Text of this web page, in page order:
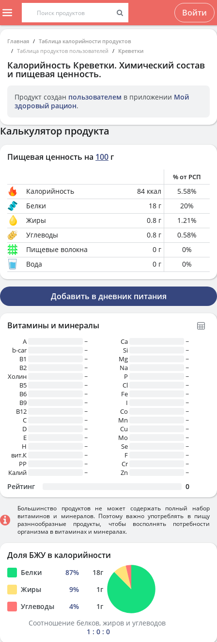
Войти
Главная
Таблица калорийности продуктов
Таблица продуктов пользователей
Креветки
Калорийность Креветки. Химический состав
и пищевая ценность.
Продукт создан пользователем в приложении Мой
здоровый рацион.
Калькулятор продукта
Пищевая ценность на 100 г
% от РСП
Калорийность 84 ккал 5.58%
Белки
18 г 20%
Жиры
0.8 г 1.21%
Углеводы
0.8 г 0.58%
Пищевые волокна
0 г 0%
Вода
0 г 0%
Добавить в дневник питания
Витамины и минералы
A
~
b-car
~
В1
~
B2
~
Холин
~
B5
~
B6
~
B9
~
B12
~
C
~
D
~
E
~
H
~
вит.К
~
PP
~
Калий
~
Ca
~
Si
~
Mg
~
Na
~
P
~
Cl
~
Fe
~
I
~
Co
~
Mn
~
Cu
~
Mo
~
Se
~
F
~
Cr
~
Zn
~
Рейтинг 0
Большинство продуктов не может содержать полный набор
витаминов и минералов. Поэтому важно употреблять в пищу
разннообразные продукты, чтобы восполнять потребности
организма в витаминах и минералах.
Доля БЖУ в калорийности
Белки 87% 18г
Жиры
9% 1г
Углеводы
4% 1г
Соотношение белков, жиров и углеводов
1 : 0 : 0